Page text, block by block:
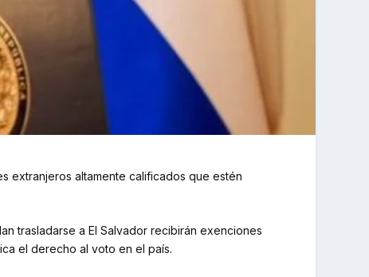
extranjeros altamente calificados que estén
trasladarse a El Salvador recibirán exenciones
el derecho al voto en el país.